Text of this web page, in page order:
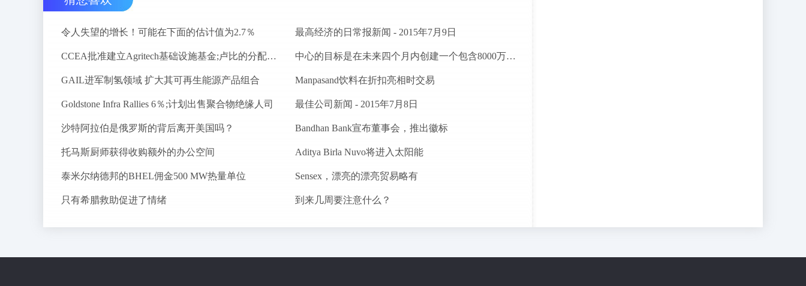
令人失望的增长！可能在下面的估计值为2.7％ 最高经济的日常报新闻 - 2015年7月9日
CCEA批准建立Agritech基础设施基金;卢比的分配预算。200亿卢比 中心的目标是在未来四个月内创建一个包含8000万农民的数据库
GAIL进军制氢领域 扩大其可再生能源产品组合 Manpasand饮料在折扣亮相时交易
Goldstone Infra Rallies 6％;计划出售聚合物绝缘人司 最佳公司新闻 - 2015年7月8日
沙特阿拉伯是俄罗斯的背后离开美国吗？ Bandhan Bank宣布董事会，推出徽标
托马斯厨师获得收购额外的办公空间 Aditya Birla Nuvo将进入太阳能
泰米尔纳德邦的BHEL佣金500 MW热量单位 Sensex，漂亮的漂亮贸易略有
只有希腊救助促进了情绪 到来几周要注意什么？